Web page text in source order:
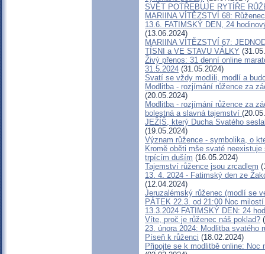
SVĚT POTŘEBUJE RYTÍŘE
MARIINA VÍTĚZSTVÍ 68:
13.6. FATIMSKÝ DEN, 24
(13.06.2024)
MARIINA VÍTĚZSTVÍ 67:
TÍSNI a VE STAVU VÁLKY
Živý přenos: 31 denní online
31.5.2024 (31.05.2024)
Svatí se vždy modlili, modlí a
Modlitba - rozjímání růžence za
(20.05.2024)
Modlitba - rozjímání růžence za
bolestná a slavná tajemství
JEŽÍŠ, který Ducha Svatého
(19.05.2024)
Význam růžence - symbolika, o
Kromě oběti mše svaté
trpícím duším (16.05.2024)
Tajemství růžence jsou zrcadlem
13. 4. 2024 - Fatimský den ze
(12.04.2024)
Jeruzalémský růženec (modlí se
PÁTEK 22.3. od 21:00 Noc
13.3.2024 FATIMSKÝ DEN: 24
Víte, proč je růženec náš poklad?
23. února 2024: Modlitba svatého
Píseň k růženci (18.02.2024)
Připojte se k modlitbě online: